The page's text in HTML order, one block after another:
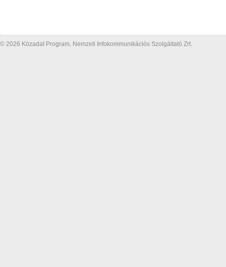
© 2026 Közadat Program, Nemzeti Infokommunikációs Szolgáltató Zrt.